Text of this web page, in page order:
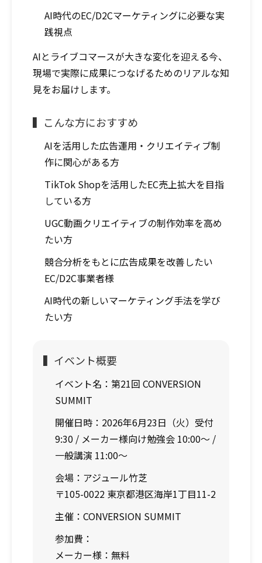
AI時代のEC/D2Cマーケティングに必要な実
践視点
AIとライブコマースが大きな変化を迎える今、
現場で実際に成果につなげるためのリアルな知
見をお届けします。
▍こんな方におすすめ
AIを活用した広告運用・クリエイティブ制
作に関心がある方
TikTok Shopを活用したEC売上拡大を目指
している方
UGC動画クリエイティブの制作効率を高め
たい方
競合分析をもとに広告成果を改善したい
EC/D2C事業者様
AI時代の新しいマーケティング手法を学び
たい方
▍イベント概要
イベント名： 第21回 CONVERSION
SUMMIT
開催日時： 2026年6月23日（火）受付
9:30 / メーカー様向け勉強会 10:00～ /
一般講演 11:00～
会場： アジュール竹芝
〒105-0022 東京都港区海岸1丁目11-2
主催： CONVERSION SUMMIT
参加費：
メーカー様：無料